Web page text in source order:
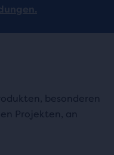
besonderen
Projekten, an